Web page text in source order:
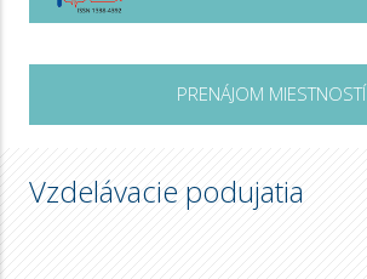
PRENÁJOM MIESTNOSTÍ
Vzdelávacie podujatia